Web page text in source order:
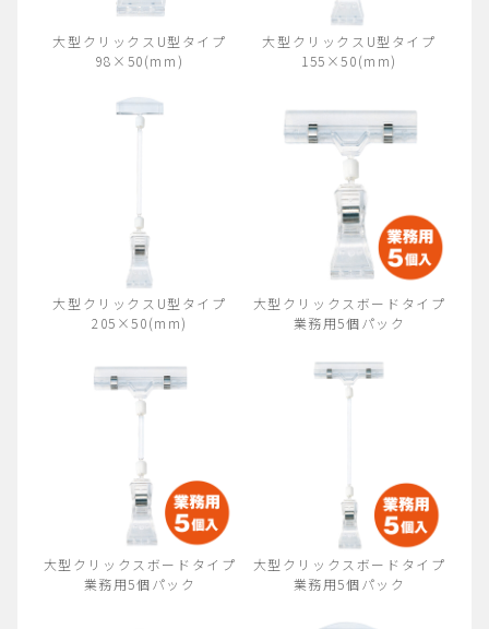
大型クリックスU型タイプ
98×50(mm)
大型クリックスU型タイプ
155×50(mm)
大型クリックスU型タイプ
205×50(mm)
大型クリックスボードタイプ
業務用5個パック
大型クリックスボードタイプ
業務用5個パック
大型クリックスボードタイプ
業務用5個パック